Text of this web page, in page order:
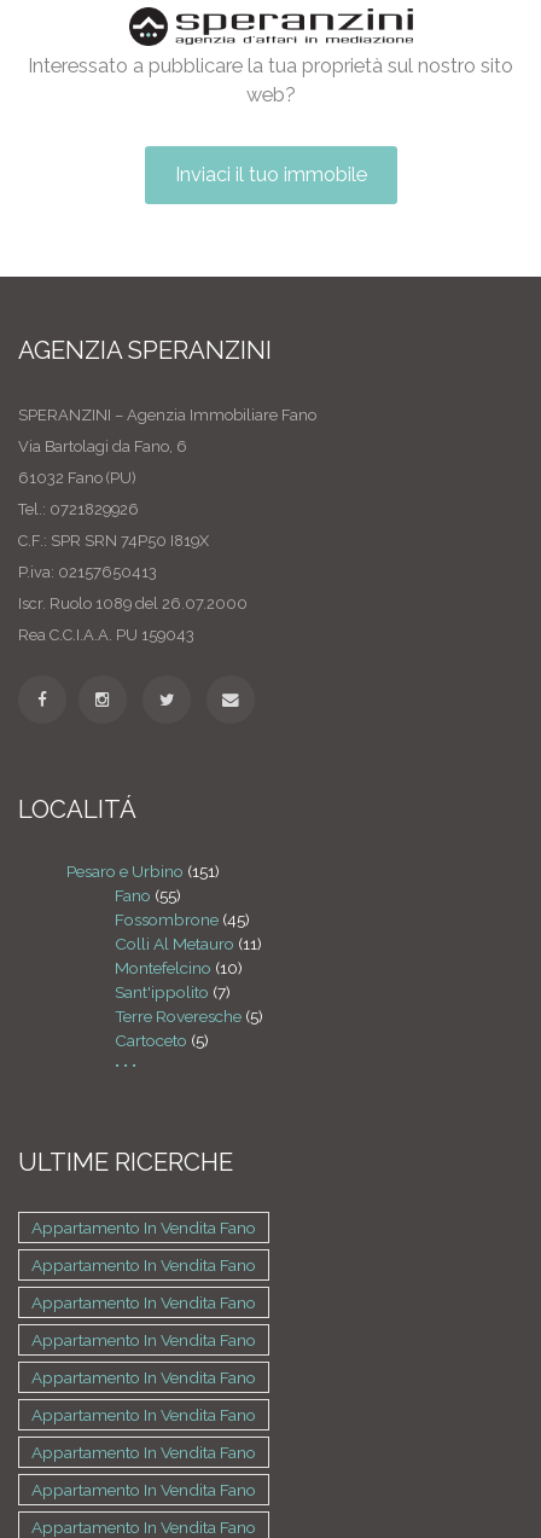
Interessato a pubblicare la tua proprietà sul nostro sito
web?
Inviaci il tuo immobile
AGENZIA SPERANZINI
SPERANZINI – Agenzia Immobiliare Fano
Via Bartolagi da Fano, 6
61032 Fano (PU)
Tel.: 0721829926
C.F.: SPR SRN 74P50 I819X
P.iva: 02157650413
Iscr. Ruolo 1089 del 26.07.2000
Rea C.C.I.A.A. PU 159043
LOCALITÁ
Pesaro e Urbino (151)
Fano (55)
Fossombrone (45)
Colli Al Metauro (11)
Montefelcino (10)
Sant'ippolito (7)
Terre Roveresche (5)
Cartoceto (5)
• • •
ULTIME RICERCHE
Appartamento In Vendita Fano
Appartamento In Vendita Fano
Appartamento In Vendita Fano
Appartamento In Vendita Fano
Appartamento In Vendita Fano
Appartamento In Vendita Fano
Appartamento In Vendita Fano
Appartamento In Vendita Fano
Appartamento In Vendita Fano